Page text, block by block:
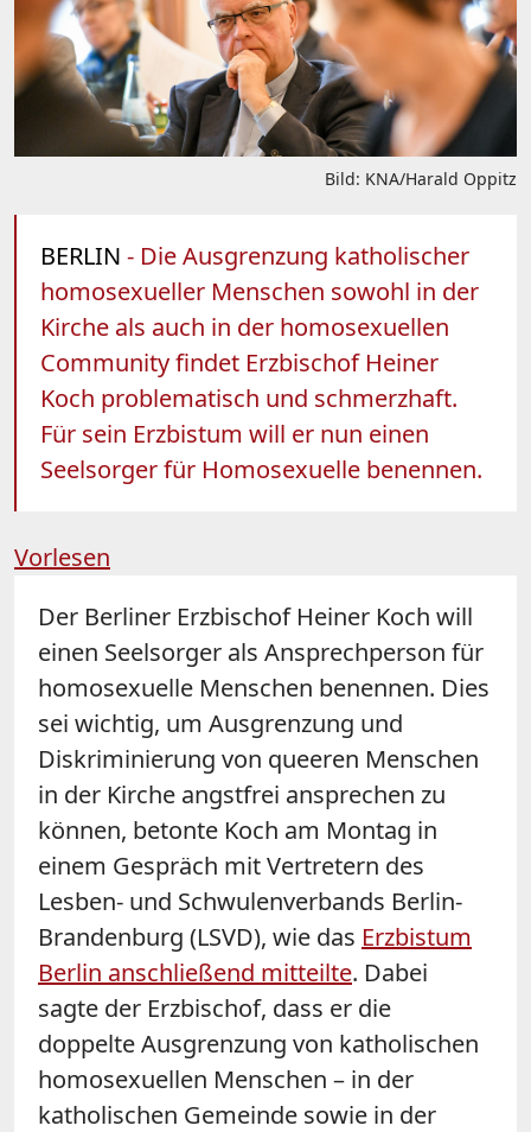
Bild: KNA/Harald Oppitz
BERLIN - Die Ausgrenzung katholischer
homosexueller Menschen sowohl in der
Kirche als auch in der homosexuellen
Community findet Erzbischof Heiner
Koch problematisch und schmerzhaft.
Für sein Erzbistum will er nun einen
Seelsorger für Homosexuelle benennen.
Vorlesen
Der Berliner Erzbischof Heiner Koch will
einen Seelsorger als Ansprechperson für
homosexuelle Menschen benennen. Dies
sei wichtig, um Ausgrenzung und
Diskriminierung von queeren Menschen
in der Kirche angstfrei ansprechen zu
können, betonte Koch am Montag in
einem Gespräch mit Vertretern des
Lesben- und Schwulenverbands Berlin-
Brandenburg (LSVD), wie das Erzbistum
Berlin anschließend mitteilte. Dabei
sagte der Erzbischof, dass er die
doppelte Ausgrenzung von katholischen
homosexuellen Menschen – in der
katholischen Gemeinde sowie in der